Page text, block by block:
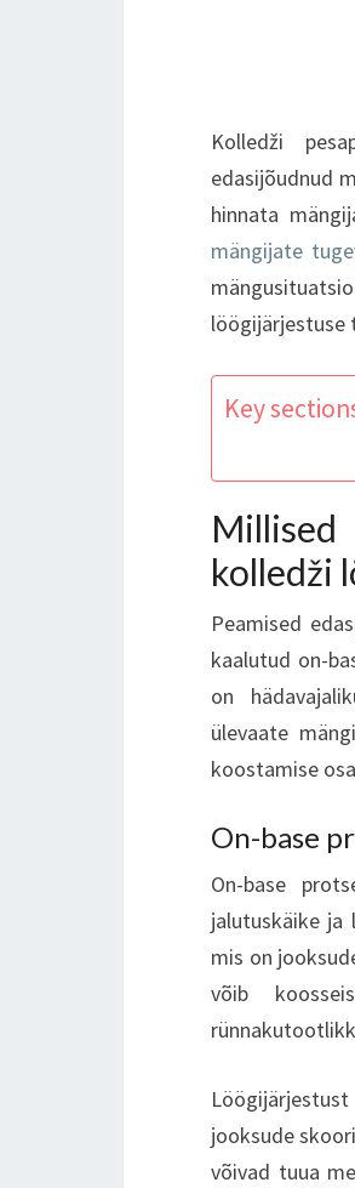
Kolledži
edasijõudnud
hinnata
mängijate
löögijärjestuse
Key
kolledži
Peamised
kaalutud on-
on
ülevaate
koostamise
On-base
On-base
jalutuskäike ja
mis on
võib
jooksude
võivad tuua